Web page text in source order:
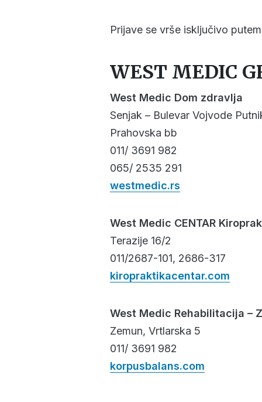
Prijave se vrše isključivo
WEST MEDIC
West Medic Dom zdravlja
Senjak – Bulevar Vojvode
Prahovska bb
011/ 3691 982
065/ 2535 291
westmedic.rs
West Medic CENTAR
Terazije 16/2
011/2687-101, 2686-317
kiropraktikacentar.com
West Medic Rehabilitacija –
Zemun, Vrtlarska 5
011/ 3691 982
korpusbalans.com